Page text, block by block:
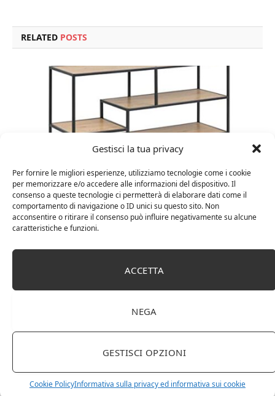
Gestisci la tua privacy
Per fornire le migliori esperienze, utilizziamo tecnologie come i cookie
per memorizzare e/o accedere alle informazioni del dispositivo. Il
consenso a queste tecnologie ci permetterà di elaborare dati come il
comportamento di navigazione o ID unici su questo sito. Non
acconsentire o ritirare il consenso può influire negativamente su alcune
caratteristiche e funzioni.
ACCETTA
NEGA
GESTISCI OPZIONI
Cookie PolicyInformativa sulla privacy ed informativa sui cookie
RELATED POSTS
Amazon Basics Martin – Libreria, 35 x 114 x 78 cm
(Lu x La x A), effetto quercia(In precedenza